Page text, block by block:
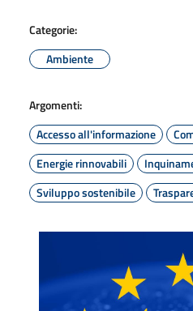
Categorie:
Ambiente
Argomenti:
Accesso all'informazione
Energie rinnovabili
Sviluppo sostenibile